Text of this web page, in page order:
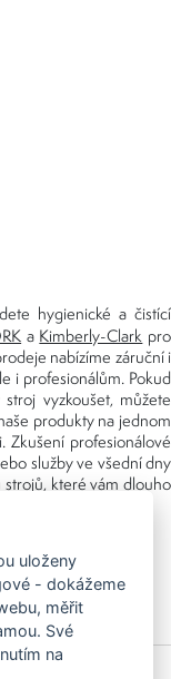
hygienické a čistící
a Kimberly-Clark pro
nabízíme záruční i
i profesionálům. Pokud
vyzkoušet, můžete
produkty na jednom
Zkušení profesionálové
služby ve všední dny
strojů, které vám dlouho
uloženy
- dokážeme
měřit
Své
na